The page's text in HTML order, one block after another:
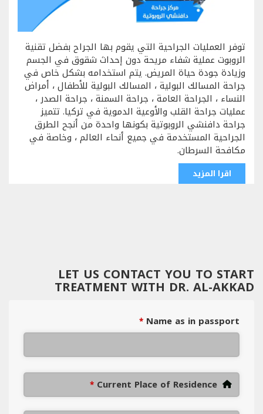
توفر العمليات الجراحية التي يقوم بها الجراح بفضل تقنية
الروبوت عملية شفاء مريحة دون إحداث شقوق في الجسم
وزيادة جودة حياة المريض. يتم استخدامه بشكل خاص في
جراحة المسالك البولية ، المسالك البولية للأطفال ، أمراض
النساء ، الجراحة العامة ، جراحة السمنة ، جراحة الصدر ،
عمليات جراحة القلب والأوعية الدموية في تركيا. تتميز
جراحة دافنشي الروبوتية بكونها واحدة من أنجح الطرق
الجراحية المستخدمة في جميع أنحاء العالم ، وخاصة في
مكافحة السرطان.
اقرا المزيد
LET US CONTACT YOU TO START
TREATMENT WITH DR. AL-AKKAD
Name as in passport
*
Current Place of Residence
*